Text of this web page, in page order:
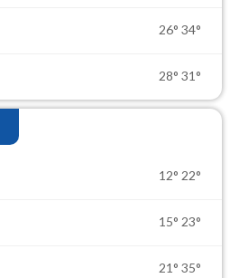
26° 34°
28° 31°
12° 22°
15° 23°
21° 35°